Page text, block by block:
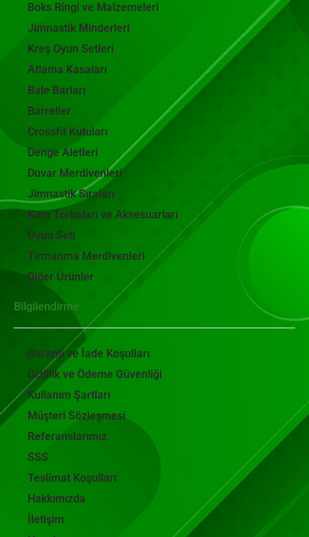
Boks Ringi ve Malzemeleri
Jimnastik Minderleri
Kreş Oyun Setleri
Atlama Kasaları
Bale Barları
Barreller
Crossfit Kutuları
Denge Aletleri
Duvar Merdivenleri
Jimnastik Sıraları
Kum Torbaları ve Aksesuarları
Oyun Seti
Tırmanma Merdivenleri
Diğer Ürünler
Bilgilendirme
Garanti ve İade Koşulları
Gizlilik ve Ödeme Güvenliği
Kullanım Şartları
Müşteri Sözleşmesi
Referanslarımız
SSS
Teslimat Koşulları
Hakkımızda
İletişim